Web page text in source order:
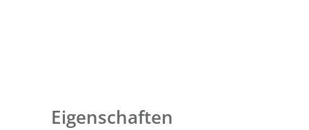
Eigenschaften